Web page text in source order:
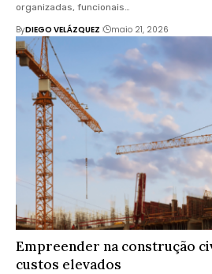
organizadas, funcionais…
ByDIEGO VELÁZQUEZ maio 21, 2026
Empreender na construção
custos elevados